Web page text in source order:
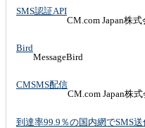
SMS認証API
CM.com Japan株式
Bird
MessageBird
CMSMS配信
CM.com Japan株式
到達率99.9％の国内網でSMS